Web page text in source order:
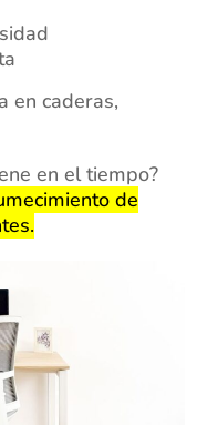
en caderas,
en el tiempo?
de